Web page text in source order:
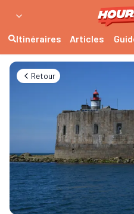
Itinéraires Articles
Retour